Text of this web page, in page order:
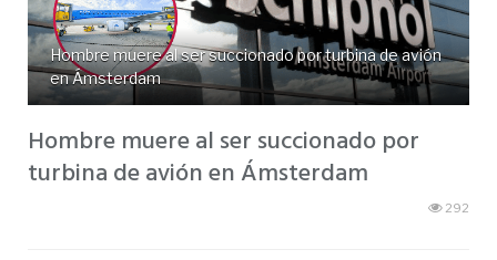
Hombre muere al ser succionado por turbina de avión
en Ámsterdam
Hombre muere al ser succionado por
turbina de avión en Ámsterdam
292